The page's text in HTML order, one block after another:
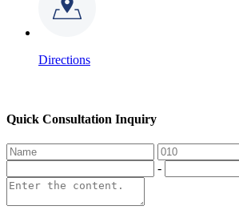
Directions
Quick Consultation Inquiry
-